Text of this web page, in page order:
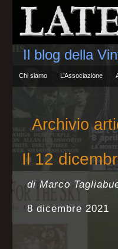
Il blog della
Chi siamo L’Associazione
Archivio
Il 12
di Marco
8 dicembre 2021